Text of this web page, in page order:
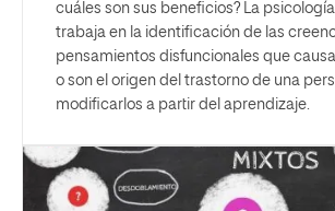
cuáles son sus beneficios? La
trabaja en la identificación de las
pensamientos disfuncionales que
o son el origen del trastorno de una
modificarlos a partir del aprendizaje.